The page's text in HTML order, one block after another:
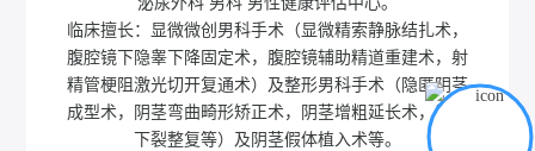
临床擅长：显微微创男科手术（显微精索静脉结扎术，
腹腔镜下隐睾下降固定术，腹腔镜辅助精道重建术，射
精管梗阻激光切开复通术）及整形男科手术（隐匿阴茎
成型术，阴茎弯曲畸形矫正术，阴茎增粗延长术，尿道
下裂整复等）及阴茎假体植入术等。